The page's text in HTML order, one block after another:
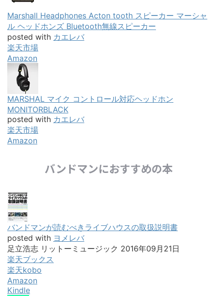
Marshall Headphones Acton tooth スピーカー マーシャ
ル ヘッドホンズ Bluetooth無線スピーカー
posted with カエレバ
楽天市場
Amazon
MARSHAL マイク コントロール対応ヘッドホン
MONITORBLACK
posted with カエレバ
楽天市場
Amazon
バンドマンにおすすめの本
バンドマンが読むべきライブハウスの取扱説明書
posted with ヨメレバ
足立浩志 リットーミュージック 2016年09月21日
楽天ブックス
楽天kobo
Amazon
Kindle